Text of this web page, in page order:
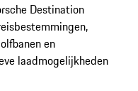
Destination
en
laadmogelijkheden